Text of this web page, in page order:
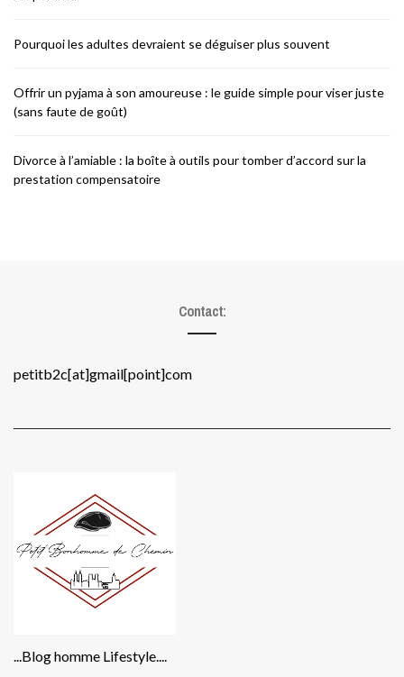
Pourquoi les adultes devraient se déguiser plus souvent
Offrir un pyjama à son amoureuse : le guide simple pour viser juste
(sans faute de goût)
Divorce à l’amiable : la boîte à outils pour tomber d’accord sur la
prestation compensatoire
Contact:
petitb2c[at]gmail[point]com
...Blog homme Lifestyle....